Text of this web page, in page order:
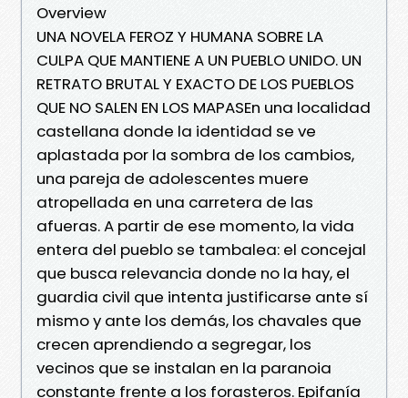
Overview
UNA NOVELA FEROZ Y HUMANA SOBRE LA
CULPA QUE MANTIENE A UN PUEBLO UNIDO. UN
RETRATO BRUTAL Y EXACTO DE LOS PUEBLOS
QUE NO SALEN EN LOS MAPASEn una localidad
castellana donde la identidad se ve
aplastada por la sombra de los cambios,
una pareja de adolescentes muere
atropellada en una carretera de las
afueras. A partir de ese momento, la vida
entera del pueblo se tambalea: el concejal
que busca relevancia donde no la hay, el
guardia civil que intenta justificarse ante sí
mismo y ante los demás, los chavales que
crecen aprendiendo a segregar, los
vecinos que se instalan en la paranoia
constante frente a los forasteros. Epifanía